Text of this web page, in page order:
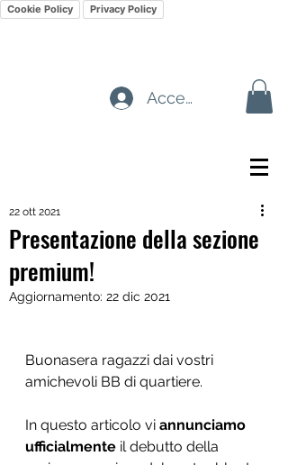
Cookie Policy Privacy Policy
Accedi
Presentazione della sezione
premium!
22 ott 2021
Aggiornamento: 22 dic 2021
Buonasera ragazzi dai vostri
amichevoli BB di quartiere.
In questo articolo vi annunciamo
ufficialmente il debutto della